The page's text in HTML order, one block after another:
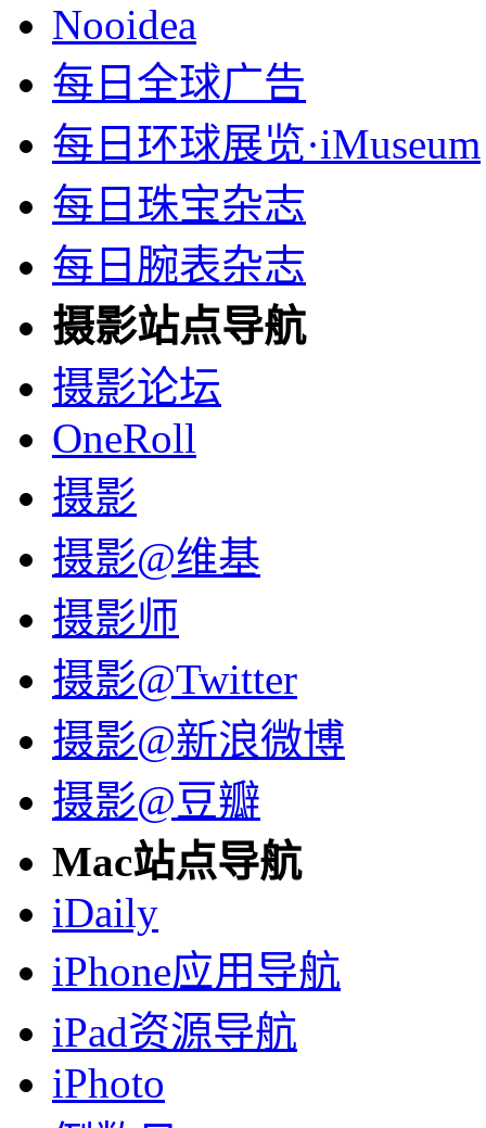
Nooidea
每日全球广告
每日环球展览·iMuseum
每日珠宝杂志
每日腕表杂志
摄影站点导航
摄影论坛
OneRoll
摄影
摄影@维基
摄影师
摄影@Twitter
摄影@新浪微博
摄影@豆瓣
Mac站点导航
iDaily
iPhone应用导航
iPad资源导航
iPhoto